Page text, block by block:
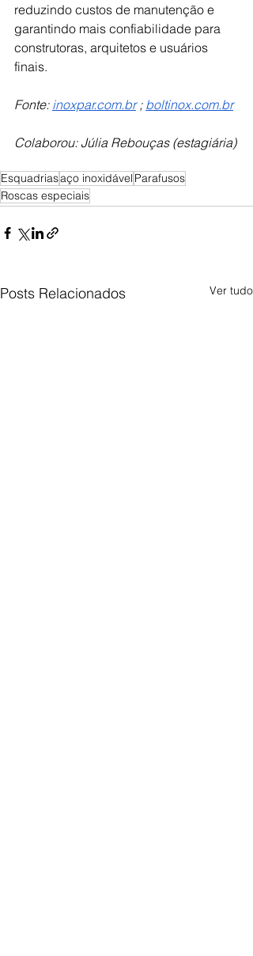
reduzindo custos de manutenção e
garantindo mais confiabilidade para
construtoras, arquitetos e usuários
finais.
Fonte: inoxpar.com.br ; boltinox.com.br
Colaborou: Júlia Rebouças (estagiária)
Esquadriasaço inoxidável Parafusos
Roscas especiais
Posts Relacionados Ver tudo